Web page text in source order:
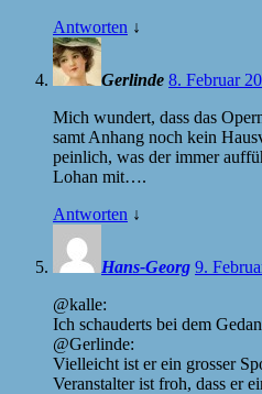
Antworten ↓
Gerlinde 8. Februar
Mich wundert, dass das
samt Anhang noch kein
peinlich, was der immer
Lohan mit….
Antworten ↓
Hans-Georg 9.
@kalle:
Ich schauderts bei dem
@Gerlinde:
Vielleicht ist er ein grosser
Veranstalter ist froh, dass er